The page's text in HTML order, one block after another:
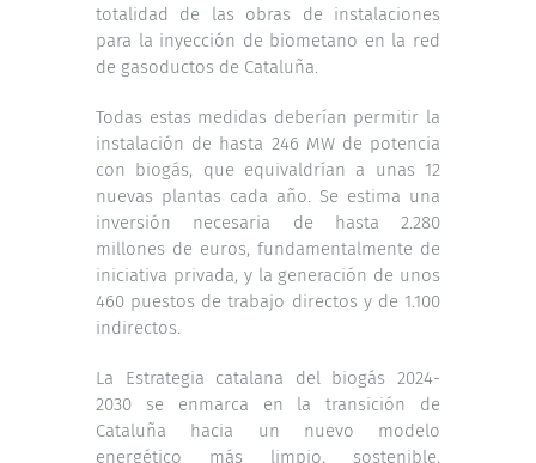
totalidad de las obras de instalaciones
para la inyección de biometano en la red
de gasoductos de Cataluña.
Todas estas medidas deberían permitir la
instalación de hasta 246 MW de potencia
con biogás, que equivaldrían a unas 12
nuevas plantas cada año. Se estima una
inversión necesaria de hasta 2.280
millones de euros, fundamentalmente de
iniciativa privada, y la generación de unos
460 puestos de trabajo directos y de 1.100
indirectos.
La Estrategia catalana del biogás 2024-
2030 se enmarca en la transición de
Cataluña hacia un nuevo modelo
energético más limpio, sostenible,